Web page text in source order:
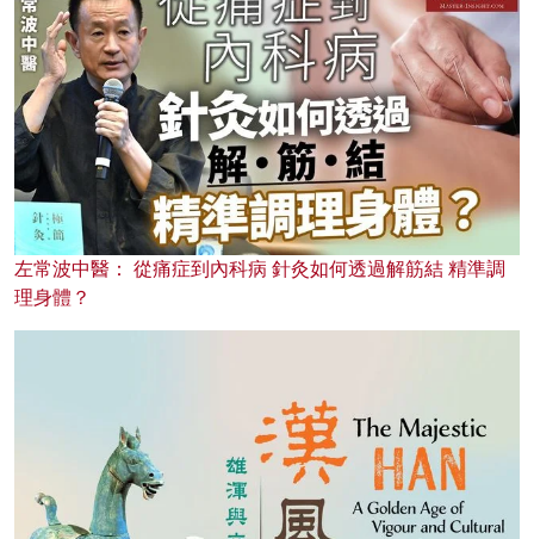
左常波中醫： 從痛症到內科病 針灸如何透過解筋結 精準調
理身體？